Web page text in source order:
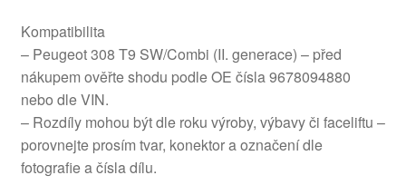
Kompatibilita
– Peugeot 308 T9 SW/Combi (II. generace) – před
nákupem ověřte shodu podle OE čísla 9678094880
nebo dle VIN.
– Rozdíly mohou být dle roku výroby, výbavy či faceliftu –
porovnejte prosím tvar, konektor a označení dle
fotografie a čísla dílu.